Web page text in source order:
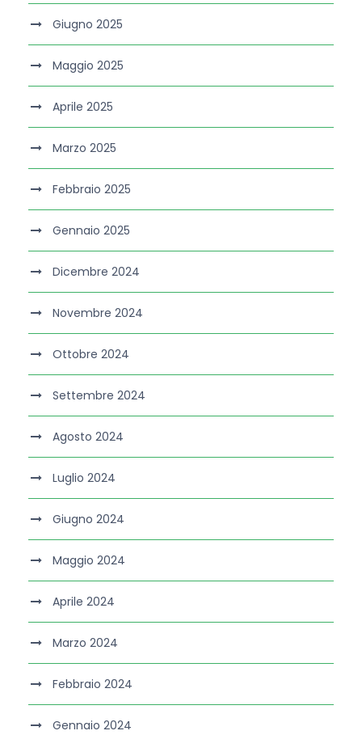
Giugno 2025
Maggio 2025
Aprile 2025
Marzo 2025
Febbraio 2025
Gennaio 2025
Dicembre 2024
Novembre 2024
Ottobre 2024
Settembre 2024
Agosto 2024
Luglio 2024
Giugno 2024
Maggio 2024
Aprile 2024
Marzo 2024
Febbraio 2024
Gennaio 2024